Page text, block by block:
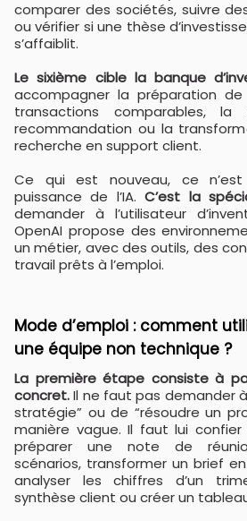
comparer des sociétés, suivre
ou vérifier si une thèse
s’affaiblit.
Le sixième cible la banque
accompagner la préparation de
transactions comparables, la
recommandation ou la
recherche en support client.
Ce qui est nouveau, ce
puissance de l’IA.C’est la
demander à l’utilisateur
OpenAI propose des
un métier, avec des outils, des
travail prêts à l’emploi.
Mode d’emploi : comment
une équipe non technique ?
La première étape consiste à partir d’un besoin très
concret.Il ne faut pas demander
stratégie” ou de “résoudre un
manière vague. Il faut lui
préparer une note de
scénarios, transformer un brief
analyser les chiffres d’un
synthèse client ou créer un